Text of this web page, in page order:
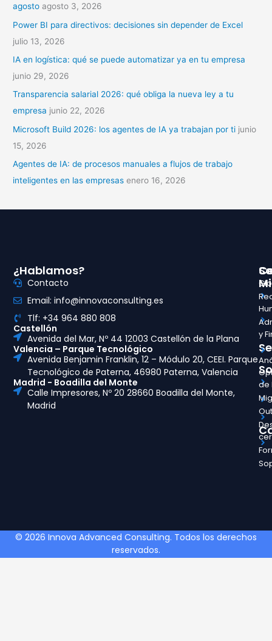
r
:
agosto agosto 3, 2026
Power BI para directivos: decisiones sin depender de Excel
julio 13, 2026
IA en logística: qué se puede automatizar ya en tu empresa
junio 29, 2026
Transparencia salarial 2026: qué obliga la nueva ley a tu
empresa junio 22, 2026
Microsoft Build 2026: los agentes de IA ya trabajan por ti junio
15, 2026
Agentes de IA: de procesos manuales a flujos de trabajo
inteligentes en las empresas enero 16, 2026
y
de
¿Hablamos?
Contacto
Email: info@innovaconsulting.es
Tlf: +34 964 880 808
Castellón
Avenida del Mar, Nº 44 12003 Castellón de la Plana
Valencia – Parque Tecnológico
Avenida Benjamin Franklin, 12 – Módulo 20, CEEI. Parque
Tecnológico de Paterna, 46980 Paterna, Valencia
Madrid - Boadilla del Monte
Calle Impresores, Nº 20 28660 Boadilla del Monte,
Madrid
© 2026 Innova Advanced Consulting. Todos los derechos
reservados.